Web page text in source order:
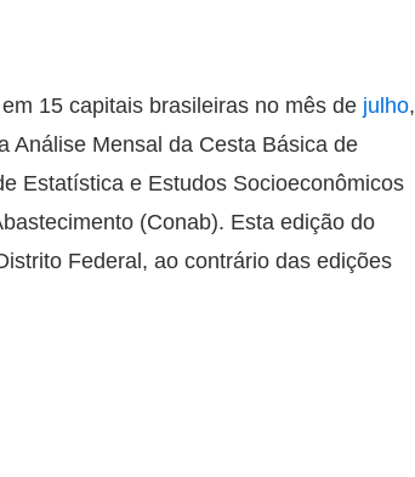
15 capitais brasileiras no mês de julho,
Análise Mensal da Cesta Básica de
Estatística e Estudos Socioeconômicos
(Conab). Esta edição do
Federal, ao contrário das edições